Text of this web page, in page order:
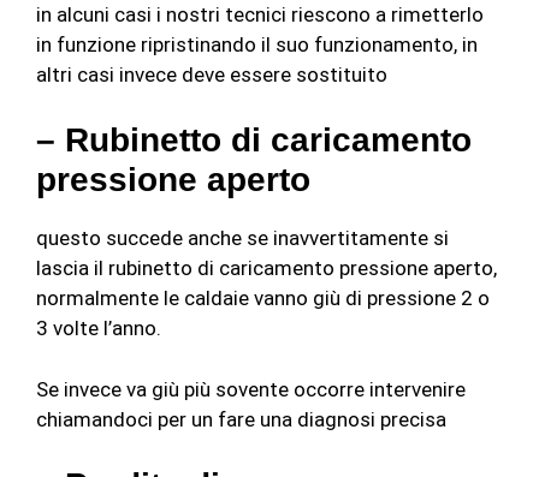
in alcuni casi i nostri tecnici riescono a rimetterlo
in funzione ripristinando il suo funzionamento, in
altri casi invece deve essere sostituito
– Rubinetto di caricamento
pressione aperto
questo succede anche se inavvertitamente si
lascia il rubinetto di caricamento pressione aperto,
normalmente le caldaie vanno giù di pressione 2 o
3 volte l’anno.
Se invece va giù più sovente occorre intervenire
chiamandoci per un fare una diagnosi precisa